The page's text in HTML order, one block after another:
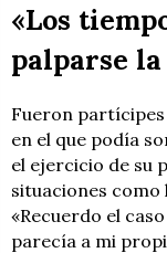
«Los
palparse
Fueron
en el que podía
el ejercicio de su
situaciones como
«Recuerdo el
parecía a mi